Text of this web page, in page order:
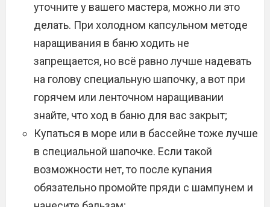
уточните у вашего мастера, можно ли это
делать. При холодном капсульном методе
наращивания в баню ходить не
запрещается, но всё равно лучше надевать
на голову специальную шапочку, а вот при
горячем или ленточном наращивании
знайте, что ход в баню для вас закрыт;
Купаться в море или в бассейне тоже лучше
в специальной шапочке. Если такой
возможности нет, то после купания
обязательно промойте пряди с шампунем и